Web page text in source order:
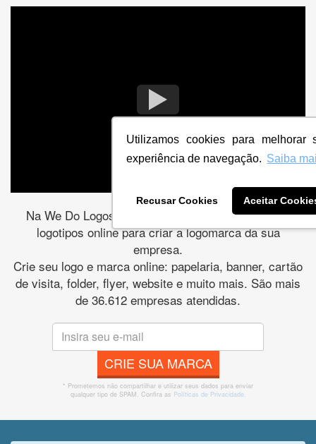
Utilizamos cookies para melhorar
experiência de navegação. Saiba
Recusar Cookies Aceitar
Na We Do Logos temos os melhores designers de
logotipos online para criar a logomarca da sua
empresa.
Crie seu logo e marca online: papelaria, banner, cartão
de visita, folder, flyer, website e muito mais. São mais
de 36.612 empresas atendidas.
CRIE SUA MARCA
* Prometemos não compartilhar e utilizar seus dados para enviar
qualquer tipo de SPAM. Confira as Políticas de Privacidade.